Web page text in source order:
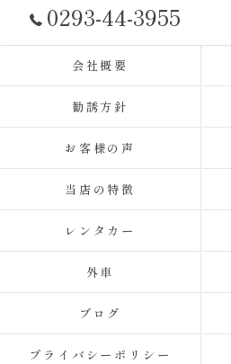
0293-44-3955
会社概要
勧誘方針
お客様の声
当店の特徴
レンタカー
外車
ブログ
プライバシーポリシー